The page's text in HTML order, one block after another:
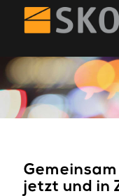
jetzt und in